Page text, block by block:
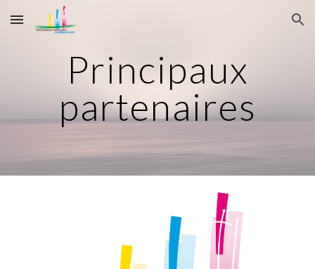
Skip to main content Skip to navigation
Principaux
partenaires